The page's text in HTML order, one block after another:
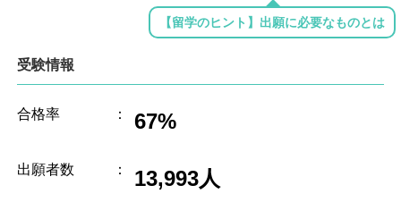
【留学のヒント】出願に必要なものとは
受験情報
合格率 ： 67%
出願者数 ： 13,993人